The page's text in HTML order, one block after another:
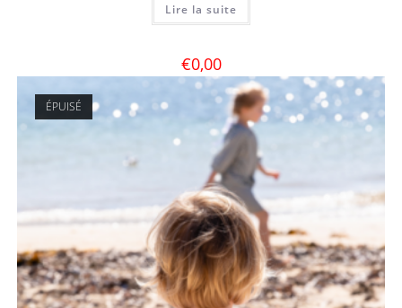
Lire la suite
€0,00
ÉPUISÉ